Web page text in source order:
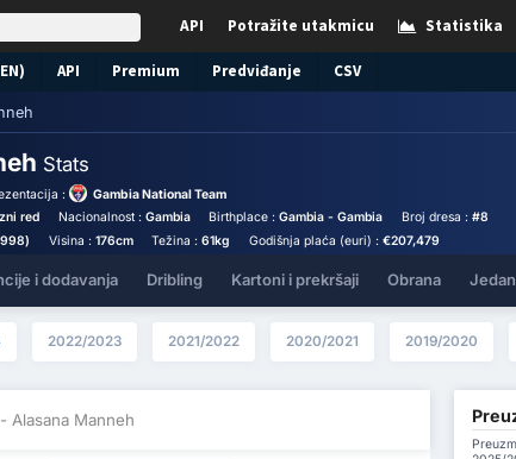
Statistika
Potražite utakmicu
API
API Premium Predviđanje CSV
Stats
:
Gambia National Team
red Nacionalnost : Gambia Birthplace :Gambia - Gambia Broj dresa : #8
Visina : 176cm Težina :61kg Godišnja plaća (euri) : €207,479
i dodavanja Dribling Kartoni i prekršaji Obrana
2022/2023 2021/2022 2020/2021 2019/2020
- Alasana Manneh